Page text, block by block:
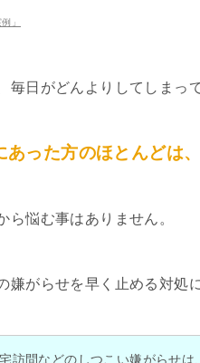
」
毎日がどんよりしてしまっ
った方のほとんどは
ら悩む事はありません。
嫌がらせを早く止める対処
訪問などのしつこい嫌がらせは